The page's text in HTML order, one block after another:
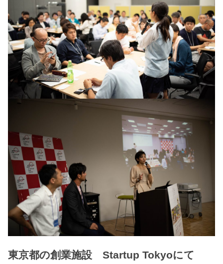
東京都の創業施設 Startup Tokyoにて